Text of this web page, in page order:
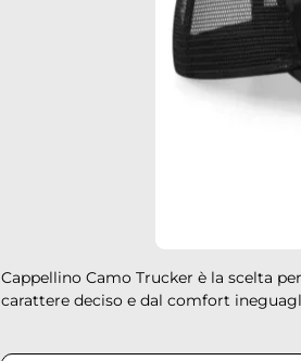
Cappellino Camo Trucker è la scelta
carattere deciso e dal comfort